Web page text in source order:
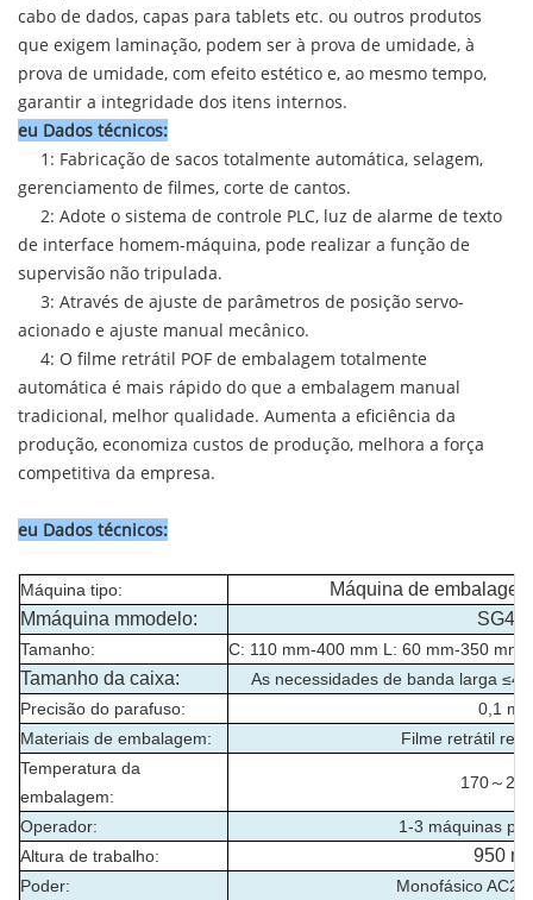
cabo de dados, capas para tablets etc. ou outros produtos
que exigem laminação, podem ser à prova de umidade, à
prova de umidade, com efeito estético e, ao mesmo tempo,
garantir a integridade dos itens internos.
eu Dados técnicos:
1: Fabricação de sacos totalmente automática, selagem,
gerenciamento de filmes, corte de cantos.
2: Adote o sistema de controle PLC, luz de alarme de texto
de interface homem-máquina, pode realizar a função de
supervisão não tripulada.
3: Através de ajuste de parâmetros de posição servo-
acionado e ajuste manual mecânico.
4: O filme retrátil POF de embalagem totalmente
automática é mais rápido do que a embalagem manual
tradicional, melhor qualidade. Aumenta a eficiência da
produção, economiza custos de produção, melhora a força
competitiva da empresa.
eu Dados técnicos:
Máquina tipo:
Máquina de
Mmáquina mmodelo:
Tamanho: C: 110 mm-400 mm L: 60 mm-350 mm
Tamanho da caixa:
As necessidades de banda larga
Precisão do parafuso:
0,1
Materiais de embalagem:
Filme retrátil
Temperatura da
embalagem:
170～
Operador:
1-3 máquinas
Altura de trabalho:
950
Poder: Monofásico